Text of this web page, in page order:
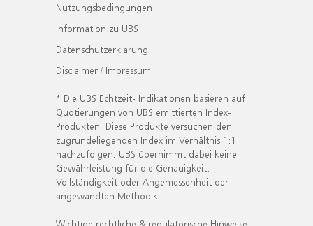
Nutzungsbedingungen
Information zu UBS
Datenschutzerklärung
Disclaimer / Impressum
* Die UBS Echtzeit- Indikationen basieren auf
Quotierungen von UBS emittierten Index-
Produkten. Diese Produkte versuchen den
zugrundeliegenden Index im Verhältnis 1:1
nachzufolgen. UBS übernimmt dabei keine
Gewährleistung für die Genauigkeit,
Vollständigkeit oder Angemessenheit der
angewandten Methodik.